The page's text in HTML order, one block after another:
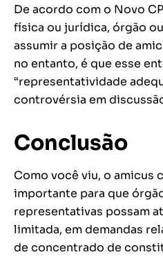
De acordo com o Novo
física ou jurídica, órgão
assumir a posição de
no entanto, é que esse
“representatividade
controvérsia em
Conclusão
Como você viu, o amicus
importante para que
representativas possam
limitada, em demandas
de concentrado de